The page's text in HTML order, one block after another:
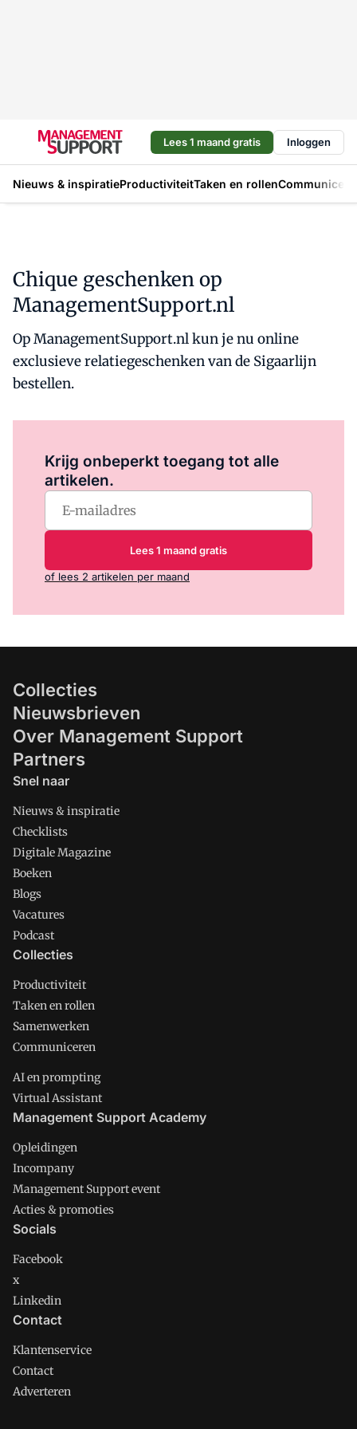
Lees 1 maand gratis Inloggen
Nieuws & inspiratieProductiviteitTaken en rollen
Chique geschenken op
ManagementSupport.nl
Op ManagementSupport.nl kun je nu online
exclusieve relatiegeschenken van de Sigaarlijn
bestellen.
Krijg onbeperkt toegang tot alle
artikelen.
Lees 1 maand gratis
of lees 2 artikelen per maand
Collecties
Nieuwsbrieven
Over Management Support
Partners
Snel naar
Nieuws & inspiratie
Checklists
Digitale Magazine
Boeken
Blogs
Vacatures
Podcast
Collecties
Productiviteit
Taken en rollen
Samenwerken
Communiceren
AI en prompting
Virtual Assistant
Management Support Academy
Opleidingen
Incompany
Management Support event
Acties & promoties
Socials
Facebook
x
Linkedin
Contact
Klantenservice
Contact
Adverteren